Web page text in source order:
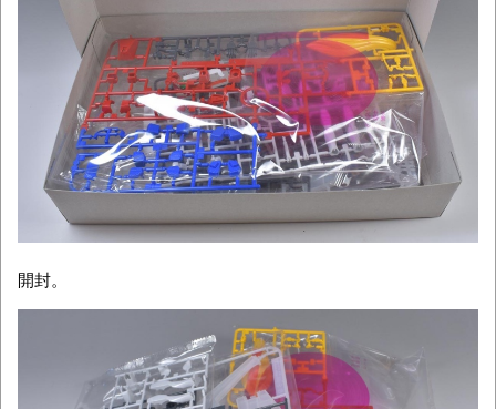
開封。